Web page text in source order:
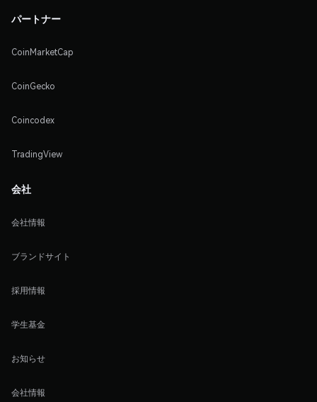
パートナー
CoinMarketCap
CoinGecko
Coincodex
TradingView
会社
会社情報
ブランドサイト
採用情報
学生基金
お知らせ
会社情報